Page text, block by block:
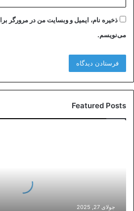
ذخیره نام، ایمیل و وبسایت من در مرورگر
می‌نویسم.
Featured Posts
جولای 27, 2025